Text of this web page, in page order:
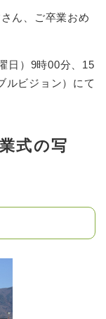
ん、ご卒業おめ
日）9時00分、15
ルビジョン）にて
式の写